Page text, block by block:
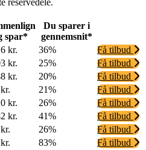
reservedele.
spar*
Du sparer i
gennemsnit*
kr. 36%
Få tilbud
kr. 25%
Få tilbud
kr. 20%
Få tilbud
21%
Få tilbud
kr. 26%
Få tilbud
kr. 41%
Få tilbud
26%
Få tilbud
83%
Få tilbud